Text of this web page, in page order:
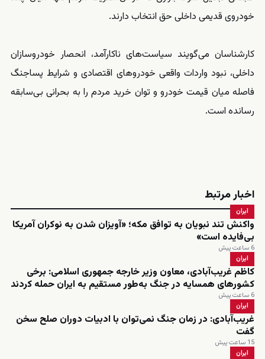
خودروی قدیمی داخلی حق انتخاب دارند.
کارشناسان می‌گویند سیاست‌های ناکارآمد، انحصار خودروسازان
داخلی، نبود واردات واقعی خودروهای اقتصادی و شرایط پساجنگ
فاصله میان قیمت خودرو و توان خرید مردم را به بحرانی بی‌سابقه
رسانده است.
اخبار مرتبط
ایران
واکنش تند نبویان به توافق مکه؛ «آویزان شدن به نوکران آمریکا
بی‌فایده است»
6 ساعت پیش
ایران
کاظم غریب‌آبادی، معاون وزیر خارجه جمهوری اسلامی: برخی
کشورهای همسایه در جنگ به‌طور مستقیم به ایران حمله کردند
6 ساعت پیش
ایران
غریب‌آبادی: در زمان جنگ نمی‌توان با ادبیات دوران صلح سخن
گفت
15 ساعت پیش
ایران